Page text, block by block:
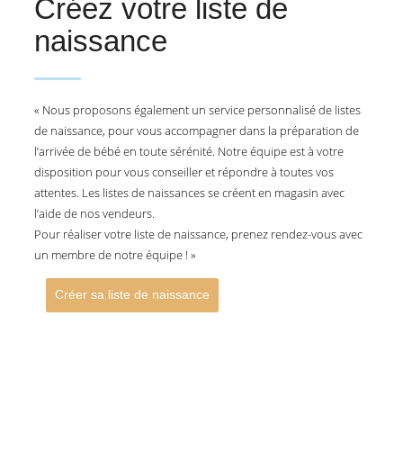
Créez votre liste de
naissance
« Nous proposons également un service personnalisé de listes
de naissance, pour vous accompagner dans la préparation de
l’arrivée de bébé en toute sérénité. Notre équipe est à votre
disposition pour vous conseiller et répondre à toutes vos
attentes. Les listes de naissances se créent en magasin avec
l’aide de nos vendeurs.
Pour réaliser votre liste de naissance, prenez rendez-vous avec
un membre de notre équipe ! »
Créer sa liste de naissance